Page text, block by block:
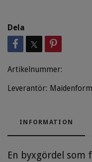
Dela
Artikelnummer:
Leverantör: Maidenform
INFORMATION
En byxgördel som